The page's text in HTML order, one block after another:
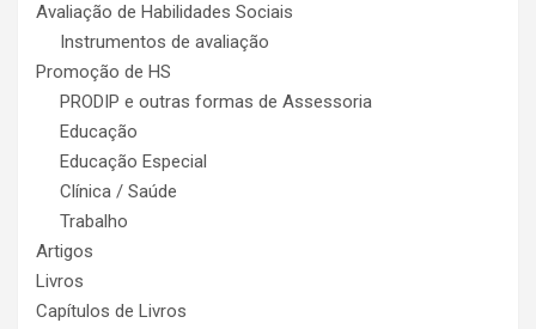
Avaliação de Habilidades Sociais
Instrumentos de avaliação
Promoção de HS
PRODIP e outras formas de Assessoria
Educação
Educação Especial
Clínica / Saúde
Trabalho
Artigos
Livros
Capítulos de Livros